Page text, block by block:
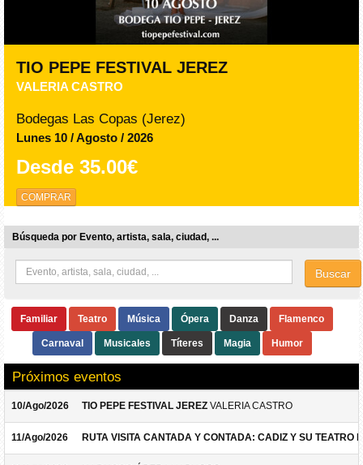
TIO PEPE FESTIVAL JEREZ
VALERIA CASTRO
Bodegas Las Copas (Jerez)
Lunes 10 / Agosto / 2026
Desde 35.00€
COMPRAR
Búsqueda por Evento, artista, sala, ciudad, ...
Buscar
Familiar Teatro Música Ópera Danza Flamenco
Carnaval Musicales Títeres Magia Humor
Próximos eventos
10/Ago/2026 TIO PEPE FESTIVAL JEREZ VALERIA CASTRO
11/Ago/2026 RUTA VISITA CANTADA Y CONTADA: CADIZ Y SU TEATRO